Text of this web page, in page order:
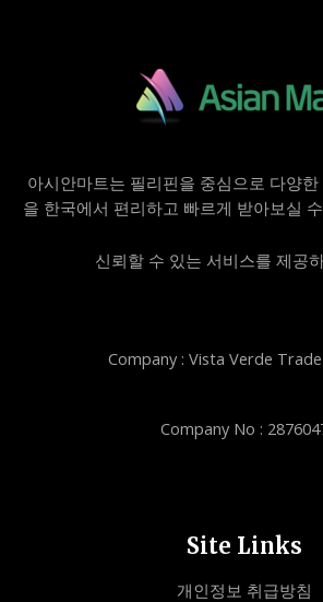
아시안마트는 필리핀을 중심으로 다양
을 한국에서 편리하고 빠르게 받아보실
신뢰할 수 있는 서비스를 제공
Company : Vista Verde
Company No :
Site Links
개인정보 취급방침